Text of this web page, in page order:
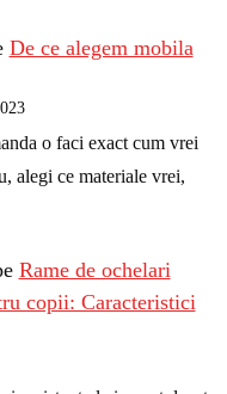
De ce alegem mobila
o faci exact cum vrei
alegi ce materiale vrei,
Rame de ochelari
copii: Caracteristici